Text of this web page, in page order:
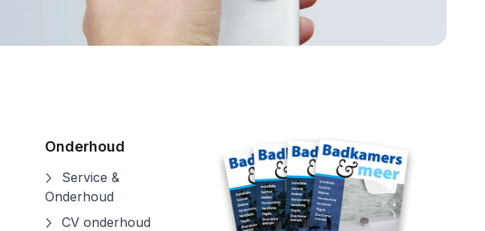
Onderhoud
Service &
Onderhoud
CV onderhoud